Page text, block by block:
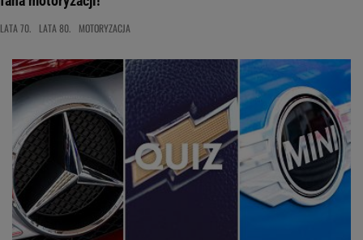
LATA 70. LATA 80. MOTORYZACJA